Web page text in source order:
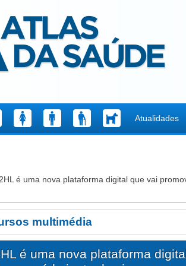
Atualidades
é uma nova plataforma digital que vai
multimédia
é uma nova plataforma